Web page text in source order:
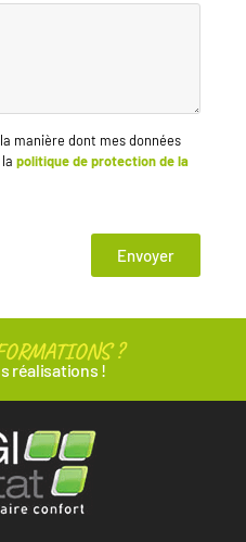
manière dont mes données
lapolitique de protection de la
Envoyer
?
réalisations !